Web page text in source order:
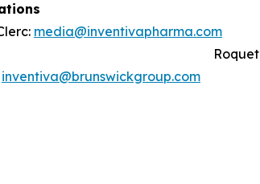
media@inventivapharma.com
Roquet
inventiva@brunswickgroup.com